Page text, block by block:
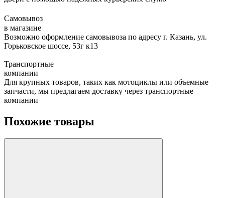
Самовывоз
в магазине
Возможно оформление самовывоза по адресу г. Казань, ул.
Горьковское шоссе, 53г к13
Транспортные
компании
Для крупных товаров, таких как мотоциклы или объемные
запчасти, мы предлагаем доставку через транспортные
компании
Похожие товары